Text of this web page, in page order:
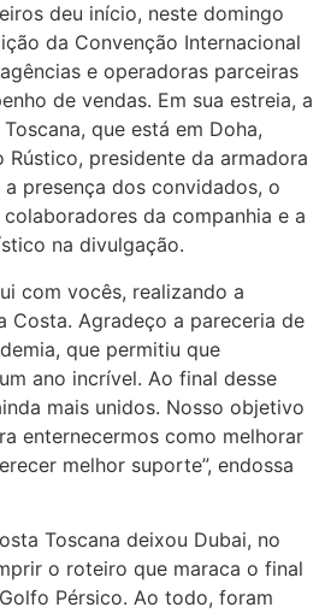
deu início, neste domingo
da Convenção Internacional
e operadoras parceiras
de vendas. Em sua estreia, a
que está em Doha,
presidente da armadora
presença dos convidados, o
da companhia e a
na divulgação.
com vocês, realizando a
Costa. Agradeço a pareceria de
que permitiu que
ano incrível. Ao final desse
mais unidos. Nosso objetivo
enternecermos como melhorar
melhor suporte”, endossa
Toscana deixou Dubai, no
o roteiro que maraca o final
Pérsico. Ao todo, foram